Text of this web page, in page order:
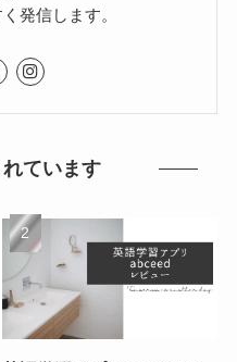
発信します。
ています